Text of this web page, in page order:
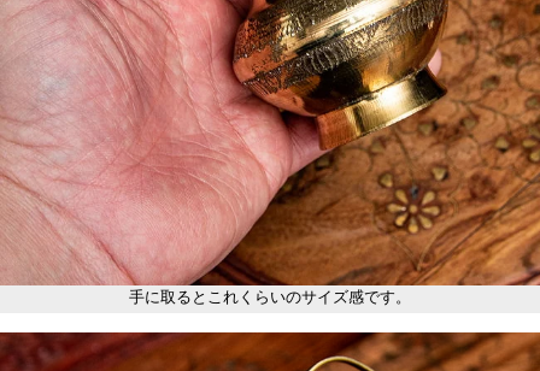
手に取るとこれくらいのサイズ感です。